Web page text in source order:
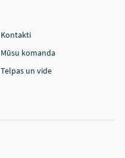
Kontakti
Mūsu komanda
Telpas un vide